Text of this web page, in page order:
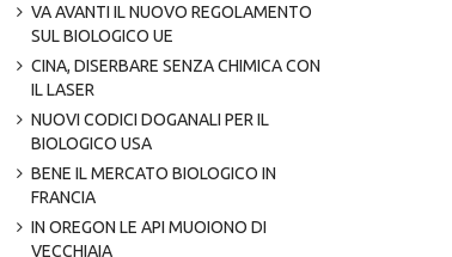
VA AVANTI IL NUOVO REGOLAMENTO
SUL BIOLOGICO UE
CINA, DISERBARE SENZA CHIMICA CON
IL LASER
NUOVI CODICI DOGANALI PER IL
BIOLOGICO USA
BENE IL MERCATO BIOLOGICO IN
FRANCIA
IN OREGON LE API MUOIONO DI
VECCHIAIA